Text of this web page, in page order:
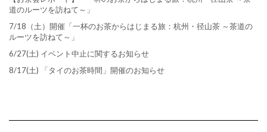
道のルーツを訪ねて～」
7/18（土）開催「一杯のお茶からはじまる旅：杭州・径山茶 ～茶道の
ルーツを訪ねて～」
6/27(土) イベント中止に関するお知らせ
8/17(土) 「タイのお茶時間」開催のお知らせ